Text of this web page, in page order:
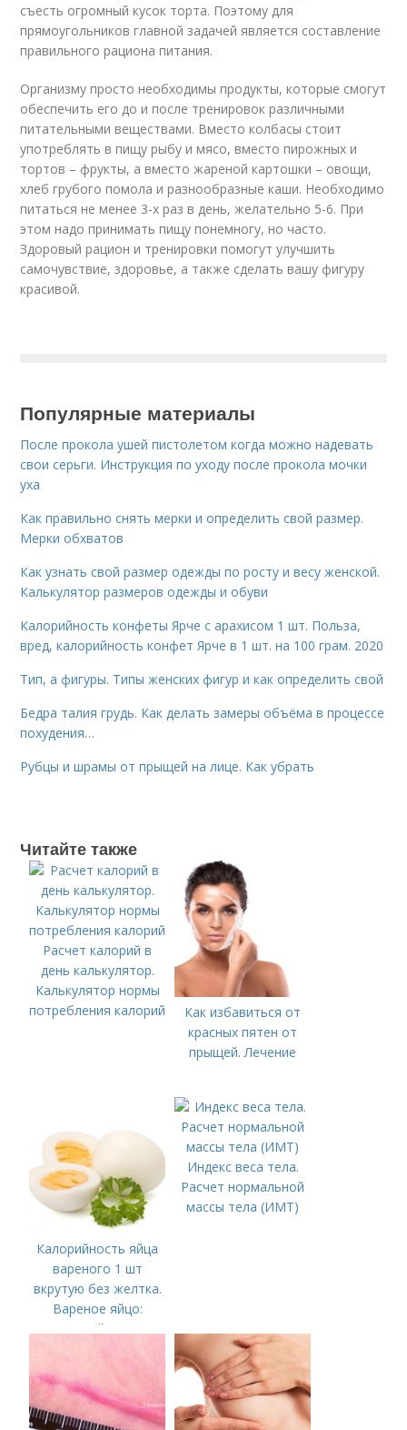
съесть огромный кусок торта. Поэтому для
прямоугольников главной задачей является составление
правильного рациона питания.
Организму просто необходимы продукты, которые смогут
обеспечить его до и после тренировок различными
питательными веществами. Вместо колбасы стоит
употреблять в пищу рыбу и мясо, вместо пирожных и
тортов – фрукты, а вместо жареной картошки – овощи,
хлеб грубого помола и разнообразные каши. Необходимо
питаться не менее 3-х раз в день, желательно 5-6. При
этом надо принимать пищу понемногу, но часто.
Здоровый рацион и тренировки помогут улучшить
самочувствие, здоровье, а также сделать вашу фигуру
красивой.
Популярные материалы
После прокола ушей пистолетом когда можно надевать
свои серьги. Инструкция по уходу после прокола мочки
уха
Как правильно снять мерки и определить свой размер.
Мерки обхватов
Как узнать свой размер одежды по росту и весу женской.
Калькулятор размеров одежды и обуви
Калорийность конфеты Ярче с арахисом 1 шт. Польза,
вред, калорийность конфет Ярче в 1 шт. на 100 грам. 2020
Тип, а фигуры. Типы женских фигур и как определить свой
Бедра талия грудь. Как делать замеры объёма в процессе
похудения…
Рубцы и шрамы от прыщей на лице. Как убрать
Читайте также
Расчет калорий в
день калькулятор.
Калькулятор нормы
потребления калорий
Как избавиться от
красных пятен от
прыщей. Лечение
Калорийность яйца
вареного 1 шт
вкрутую без желтка.
Вареное яйцо:
калорийность
Индекс веса тела.
Расчет нормальной
массы тела (ИМТ)